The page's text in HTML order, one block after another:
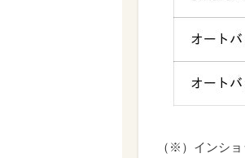
（※）インショ